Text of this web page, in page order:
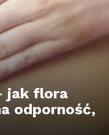
jak flora
odporność,